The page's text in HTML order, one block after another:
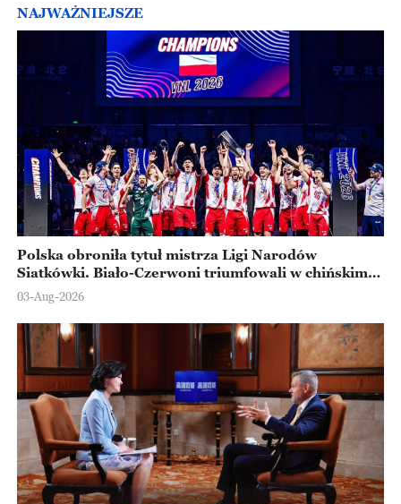
NAJWAŻNIEJSZE
Polska obroniła tytuł mistrza Ligi Narodów
Siatkówki. Biało-Czerwoni triumfowali w chińskim
Ningbo
03-Aug-2026